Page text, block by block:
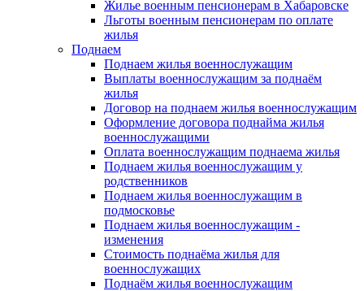
Жилье военным пенсионерам в Хабаровске
Льготы военным пенсионерам по оплате
жилья
Поднаем
Поднаем жилья военнослужащим
Выплаты военнослужащим за поднаём
жилья
Договор на поднаем жилья военнослужащим
Оформление договора поднайма жилья
военнослужащими
Оплата военнослужащим поднаема жилья
Поднаем жилья военнослужащим у
родственников
Поднаем жилья военнослужащим в
подмосковье
Поднаем жилья военнослужащим -
изменения
Стоимость поднаёма жилья для
военнослужащих
Поднаём жилья военнослужащим